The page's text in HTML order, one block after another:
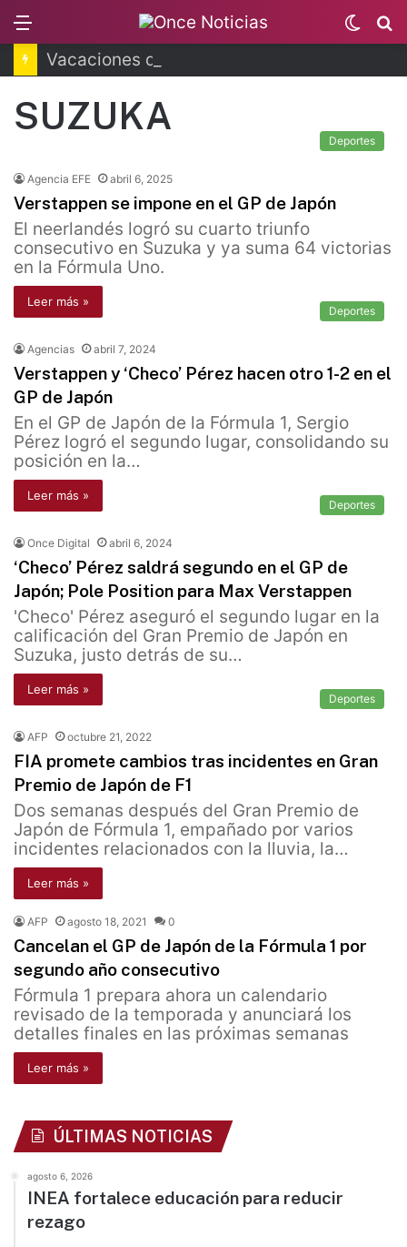
Switch
skin
SUZUKA
Deportes
Agencia EFE abril 6, 2025
Verstappen se impone en el GP de Japón
El neerlandés logró su cuarto triunfo
consecutivo en Suzuka y ya suma 64 victorias
en la Fórmula Uno.
Leer más »
Deportes
Agencias abril 7, 2024
Verstappen y ‘Checo’ Pérez hacen otro 1-2 en el
GP de Japón
En el GP de Japón de la Fórmula 1, Sergio
Pérez logró el segundo lugar, consolidando su
posición en la…
Leer más »
Deportes
Once Digital abril 6, 2024
‘Checo’ Pérez saldrá segundo en el GP de
Japón; Pole Position para Max Verstappen
'Checo' Pérez aseguró el segundo lugar en la
calificación del Gran Premio de Japón en
Suzuka, justo detrás de su…
Leer más »
Deportes
AFP octubre 21, 2022
FIA promete cambios tras incidentes en Gran
Premio de Japón de F1
Dos semanas después del Gran Premio de
Japón de Fórmula 1, empañado por varios
incidentes relacionados con la lluvia, la…
Leer más »
AFP agosto 18, 2021 0
Cancelan el GP de Japón de la Fórmula 1 por
segundo año consecutivo
Fórmula 1 prepara ahora un calendario
revisado de la temporada y anunciará los
detalles finales en las próximas semanas
Leer más »
ÚLTIMAS NOTICIAS
agosto 6, 2026
INEA fortalece educación para reducir
rezago